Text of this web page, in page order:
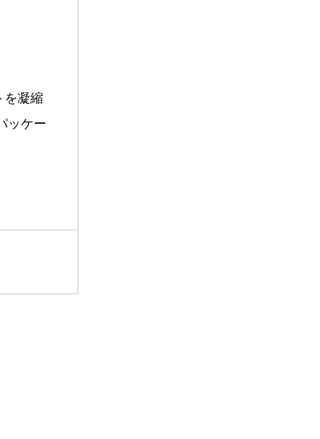
を凝縮
ッケー